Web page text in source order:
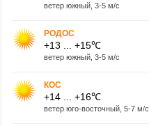
ветер южный, 3-5 м/с
РОДОС
+13 ... +15℃
ветер южный, 3-5 м/с
КОС
+14 ... +16℃
ветер юго-восточный, 5-7 м/с